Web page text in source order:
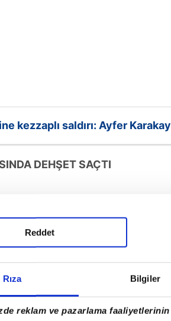
Rıza Bilgiler
reklam ve pazarlama
Reddet
kezzaplı saldırı: Ayfer
DEHŞET SAÇTI